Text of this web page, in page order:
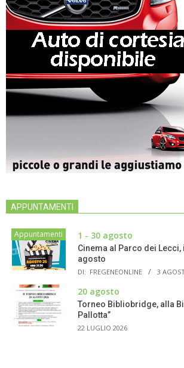
APPUNTAMENTI
Appuntamenti 1 - 30 agosto
Cinema al Parco dei
agosto
DI: FREGENEONLINE 3
20 agosto
Torneo Bibliobridge, alla
Pallotta”
22 LUGLIO 2026